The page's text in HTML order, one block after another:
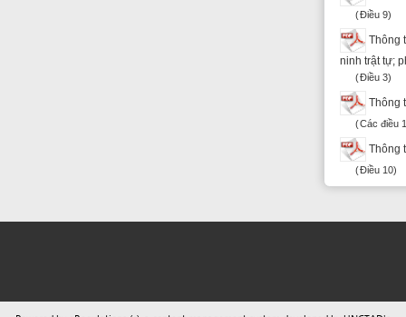
and licensed under